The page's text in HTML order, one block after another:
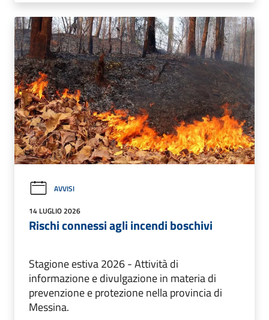
AVVISI
14 LUGLIO 2026
Rischi connessi agli incendi boschivi
Stagione estiva 2026 - Attività di
informazione e divulgazione in materia di
prevenzione e protezione nella provincia di
Messina.